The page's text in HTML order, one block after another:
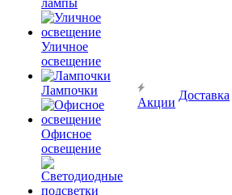
лампы
Уличное
освещение
Лампочки
Офисное
освещение
Акции
Доставка